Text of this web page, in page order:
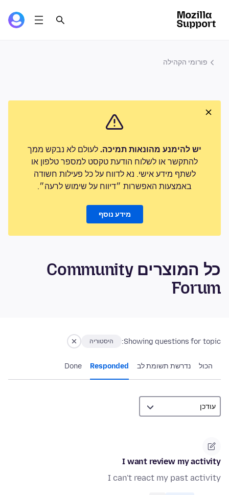
פורומי הקהילה
יש להימנע מהונאות תמיכה. לעולם לא נבקש ממך
להתקשר או לשלוח הודעת טקסט למספר טלפון או
לשתף מידע אישי. נא לדווח על כל פעילות חשודה
באמצעות האפשרות ״דיווח על שימוש לרעה״.
מידע נוסף
כל המוצרים Community
Forum
Showing questions for topic: היסטוריה
הכול נדרשת תשומת לב Responded
Done
I want review my activity
I can't react my past activity